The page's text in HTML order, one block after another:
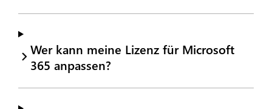
Wer kann meine Lizenz für Microsoft
365 anpassen?